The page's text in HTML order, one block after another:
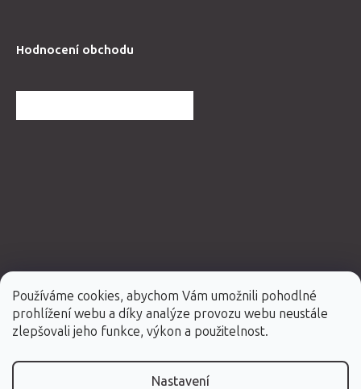
Používáme cookies, abychom Vám umožnili pohodlné
prohlížení webu a díky analýze provozu webu neustále
zlepšovali jeho funkce, výkon a použitelnost.
Nastavení
Hodnocení obchodu
Vytvořil Shoptet Premium